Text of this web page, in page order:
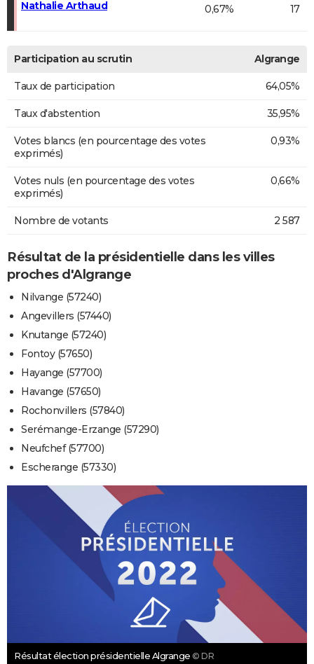
Nathalie Arthaud 0,67% 17
Participation au scrutin Algrange
Taux de participation 64,05%
Taux d'abstention 35,95%
Votes blancs (en pourcentage des votes
exprimés)
0,93%
Votes nuls (en pourcentage des votes
exprimés)
0,66%
Nombre de votants 2 587
Résultat de la présidentielle dans les villes
proches d'Algrange
Nilvange (57240)
Angevillers (57440)
Knutange (57240)
Fontoy (57650)
Hayange (57700)
Havange (57650)
Rochonvillers (57840)
Serémange-Erzange (57290)
Neufchef (57700)
Escherange (57330)
Résultat élection présidentielle Algrange © DR